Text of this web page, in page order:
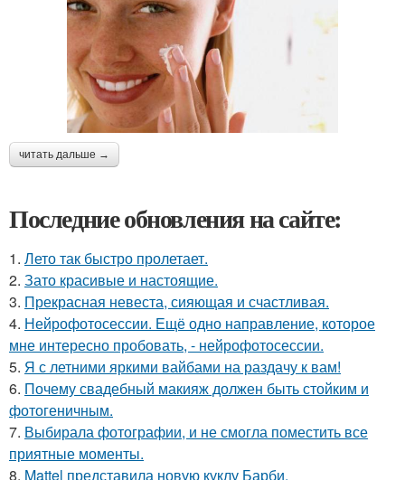
читать дальше →
Последние обновления на сайте:
1. Лето так быстро пролетает.
2. Зато красивые и настоящие.
3. Прекрасная невеста, сияющая и счастливая.
4. Нейрофотосессии. Ещё одно направление, которое
мне интересно пробовать, - нейрофотосессии.
5. Я с летними яркими вайбами на раздачу к вам!
6. Почему свадебный макияж должен быть стойким и
фотогеничным.
7. Выбирала фотографии, и не смогла поместить все
приятные моменты.
8. Mattel представила новую куклу Барби,